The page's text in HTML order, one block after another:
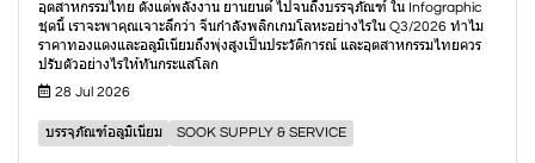
อุตสาหกรรมไทย ตั้งแต่พลังงาน ยานยนต์ ไปจนถึงบรรจุภัณฑ์ ใน Infographic
ชุดนี้ เราจะพาคุณเจาะลึกว่า จีนกำลังพลิกเกมโลหะอย่างไรใน Q3/2026 ทำไม
ราคาทองแดงและอลูมิเนียมถึงพุ่งสูงเป็นประวัติการณ์ และอุตสาหกรรมไทยควร
ปรับตัวอย่างไรให้ทันกระแสโลก
28 Jul 2026
บรรจุภัณฑ์อลูมิเนียม SOOK SUPPLY & SERVICE